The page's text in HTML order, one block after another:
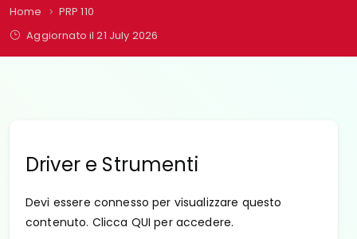
Home
PRP 110
Aggiornato il 21 July 2026
Driver e Strumenti
Devi essere connesso per visualizzare questo
contenuto. Clicca QUI per accedere.